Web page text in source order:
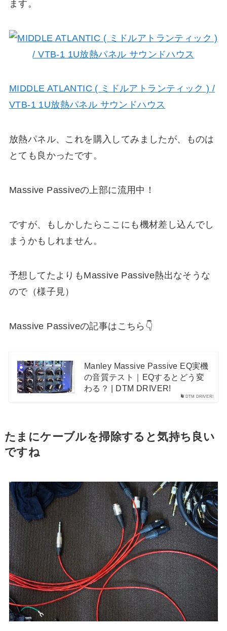
ます。
MIDDLE ATLANTIC ( ミドルアトランティック ) /
VTB-1 1U放熱パネル サウンドハウス
放熱パネル、これを購入してみましたが、ものは
とても良かったです。
Massive Passiveの上部に流用中！
ですが、もしかしたらここにも機材差し込んでし
まうかもしれません。
予想してたよりもMassive Passive熱出なそうな
ので（様子見）
Massive Passiveの記事はこちら👇
DTM DRIVER!
Manley Massive Passive EQ実機
の音質テスト｜EQするとどう変
わる？ | DTM DRIVER!
たまにケーブルを掃除すると気持ち良い
ですね